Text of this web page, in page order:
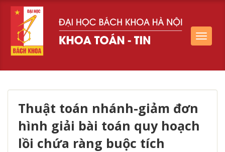
Toggle
Thuật toán nhánh-giảm đơn
hình giải bài toán quy hoạch
lồi chứa ràng buộc tích